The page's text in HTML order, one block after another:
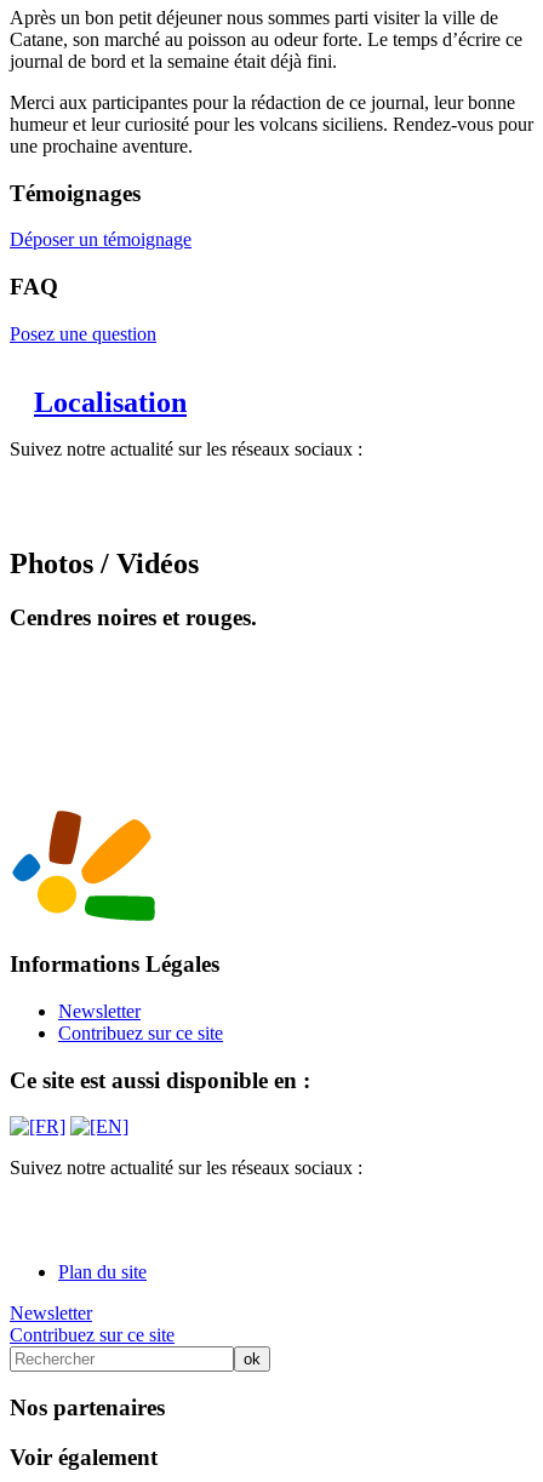
Après un bon petit déjeuner nous sommes parti visiter la ville de
Catane, son marché au poisson au odeur forte. Le temps d’écrire ce
journal de bord et la semaine était déjà fini.
Merci aux participantes pour la rédaction de ce journal, leur bonne
humeur et leur curiosité pour les volcans siciliens. Rendez-vous pour
une prochaine aventure.
Témoignages
Déposer un témoignage
FAQ
Posez une question
Localisation
Suivez notre actualité sur les réseaux sociaux :
Photos / Vidéos
Cendres noires et rouges.
Informations Légales
Newsletter
Contribuez sur ce site
Ce site est aussi disponible en :
Suivez notre actualité sur les réseaux sociaux :
Plan du site
Newsletter
Contribuez sur ce site
Nos partenaires
Voir également